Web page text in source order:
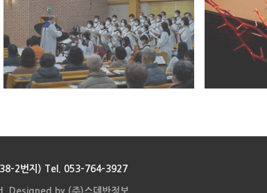
2번지) Tel. 053-764-3927
Designed by (주)스데반정보